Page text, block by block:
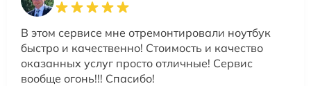
В этом сервисе мне отремонтировали ноутбук
быстро и качественно! Стоимость и качество
оказанных услуг просто отличные! Сервис
вообще огонь!!! Спасибо!